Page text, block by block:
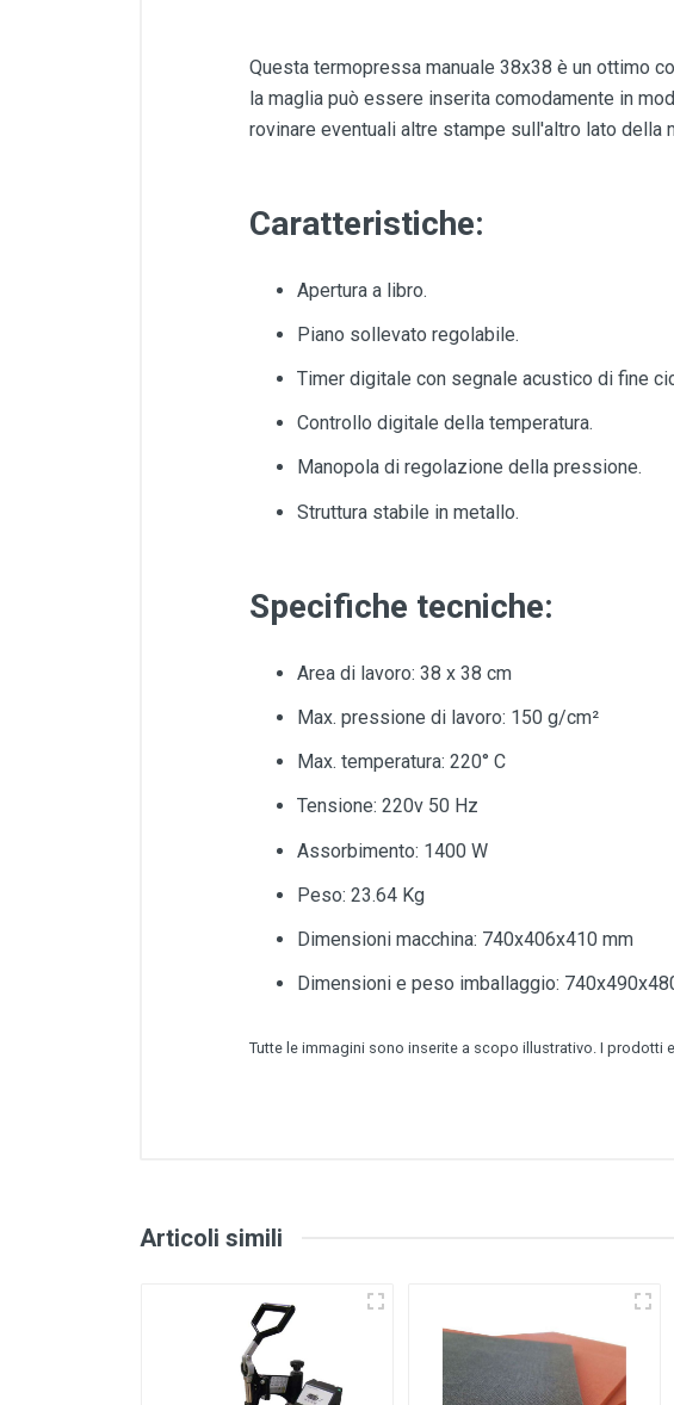
Questa termopressa manuale 38x38 è un ottimo
la maglia può essere inserita comodamente in
rovinare eventuali altre stampe sull'altro lato della
Caratteristiche:
Apertura a libro.
Piano sollevato regolabile.
Timer digitale con segnale acustico di fine
Controllo digitale della temperatura.
Manopola di regolazione della pressione.
Struttura stabile in metallo.
Specifiche tecniche:
Area di lavoro: 38 x 38 cm
Max. pressione di lavoro: 150 g/cm²
Max. temperatura: 220° C
Tensione: 220v 50 Hz
Assorbimento: 1400 W
Peso: 23.64 Kg
Dimensioni macchina: 740x406x410 mm
Dimensioni e peso imballaggio:
Tutte le immagini sono inserite a scopo illustrativo. I
Articoli simili